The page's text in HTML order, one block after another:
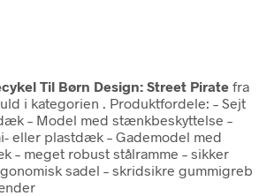
Til Børn Design: Street Pirate fra
i kategorien . Produktfordele: – Sejt
– Model med stænkbeskyttelse –
eller plastdæk – Gademodel med
– meget robust stålramme – sikker
sadel – skridsikre gummigreb